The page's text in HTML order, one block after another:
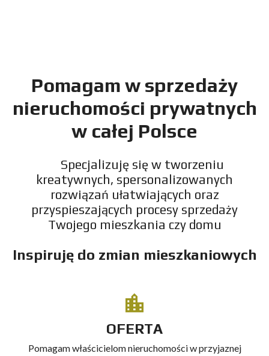
Pomagam w sprzedaży
nieruchomości prywatnych
w całej Polsce
Specjalizuję się w tworzeniu
kreatywnych, spersonalizowanych
rozwiązań ułatwiających oraz
przyspieszających procesy sprzedaży
Twojego mieszkania czy domu
Inspiruję do zmian mieszkaniowych
OFERTA
Pomagam właścicielom nieruchomości w przyjaznej